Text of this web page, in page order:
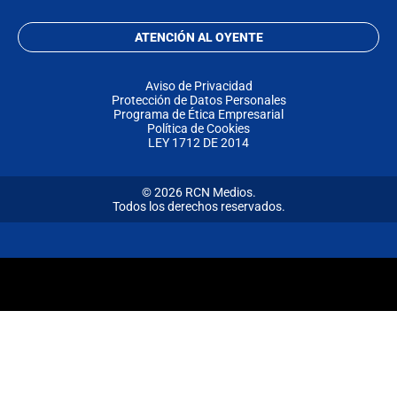
ATENCIÓN AL OYENTE
Aviso de Privacidad
Protección de Datos Personales
Programa de Ética Empresarial
Política de Cookies
LEY 1712 DE 2014
© 2026 RCN Medios.
Todos los derechos reservados.